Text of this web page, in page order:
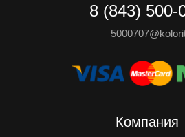
8 (843) 500-
Компания